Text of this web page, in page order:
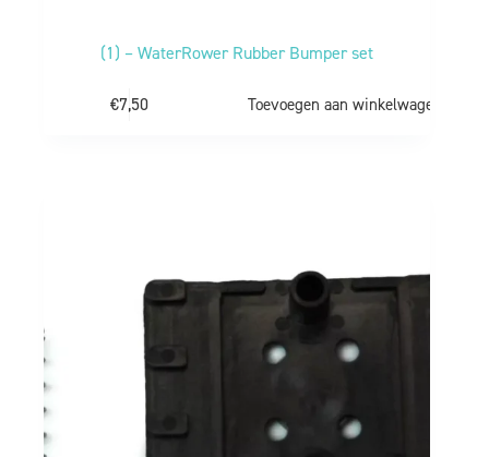
(1) – WaterRower Rubber Bumper set
€7,50 Toevoegen aan winkelwagen